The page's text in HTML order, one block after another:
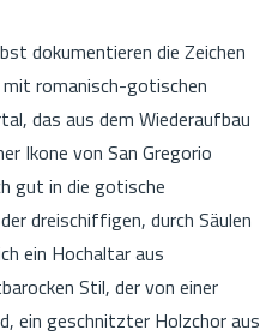
dokumentieren die Zeichen
romanisch-gotischen
das aus dem Wiederaufbau
Ikone von San Gregorio
gut in die gotische
dreischiffigen, durch Säulen
ein Hochaltar aus
Stil, der von einer
ein geschnitzter Holzchor aus